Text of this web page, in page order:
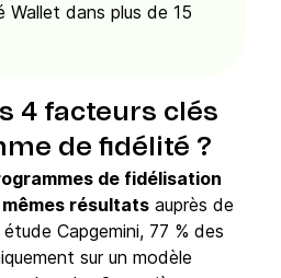
dans plus de 15
4 facteurs clés
de fidélité ?
de fidélisation
résultats auprès de
Capgemini, 77 % des
sur un modèle